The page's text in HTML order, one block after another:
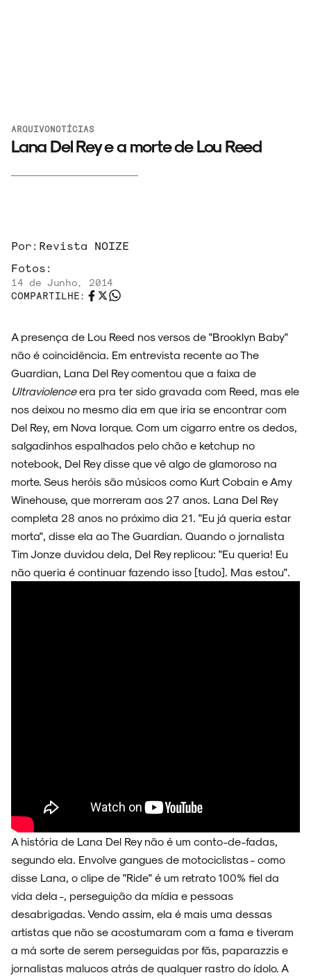
ARQUIVO
ENTREVISTAS
ESPECIAIS
SOBRE
ARQUIVONOTÍCIAS
Lana Del Rey e a morte de Lou Reed
Por: Revista NOIZE
Fotos:
14 de Junho, 2014
COMPARTILHE:
A presença de Lou Reed nos versos de "Brooklyn Baby"
não é coincidência. Em entrevista recente ao The
Guardian, Lana Del Rey comentou que a faixa de
Ultraviolenceera pra ter sido gravada com Reed, mas ele
nos deixou no mesmo dia em que iria se encontrar com
Del Rey, em Nova Iorque. Com um cigarro entre os dedos,
salgadinhos espalhados pelo chão e ketchup no
notebook, Del Rey disse que vê algo de glamoroso na
morte. Seus heróis são músicos como Kurt Cobain e Amy
Winehouse, que morreram aos 27 anos. Lana Del Rey
completa 28 anos no próximo dia 21. "Eu já queria estar
morta", disse ela ao The Guardian. Quando o jornalista
Tim Jonze duvidou dela, Del Rey replicou: "Eu queria! Eu
não queria é continuar fazendo isso [tudo]. Mas estou".
A história de Lana Del Rey não é um conto-de-fadas,
segundo ela. Envolve gangues de motociclistas - como
disse Lana, o clipe de "Ride" é um retrato 100% fiel da
vida dela -, perseguição da mídia e pessoas
desabrigadas. Vendo assim, ela é mais uma dessas
artistas que não se acostumaram com a fama e tiveram
a má sorte de serem perseguidas por fãs, paparazzis e
jornalistas malucos atrás de qualquer rastro do ídolo. A